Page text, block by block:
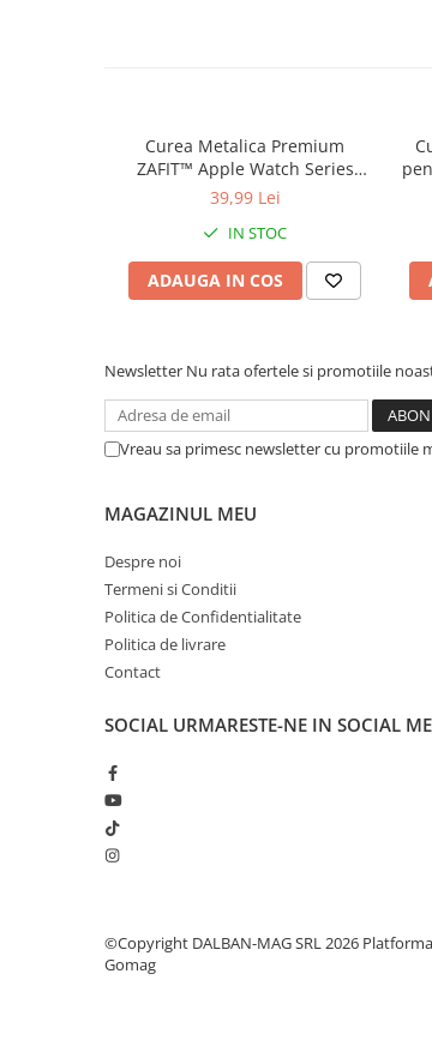
Curea Metalica Premium
ZAFIT™ Apple Watch Series
10/9/8/7/SE2 si mai vechi,
39,99 Lei
IN STOC
ADAUGA IN COS
7/
Newsletter Nu rata ofertele si promotiile
Vreau sa primesc newsletter cu promotiile
MAGAZINUL MEU
Despre noi
Termeni si Conditii
Politica de Confidentialitate
Politica de livrare
Contact
SOCIAL URMARESTE-NE IN SOCIAL
©Copyright DALBAN-MAG SRL 2026
Gomag